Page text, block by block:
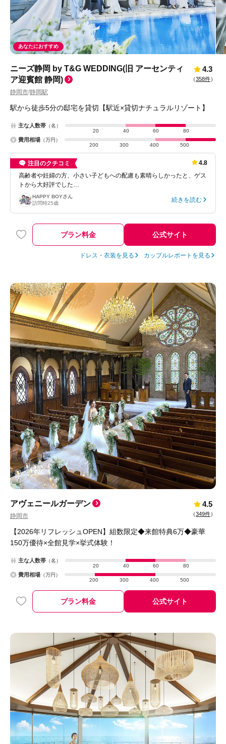
あなたにおすすめ
ニーズ静岡 by T&G WEDDING(旧 アーセンティ
ア迎賓館 静岡)
静岡市/静岡駅
4.3
（358件）
駅から徒歩5分の邸宅を貸切【駅近×貸切ナチュラルリゾート】
主な人数帯 （名）
20
40 60 80
費用相場 （万円）
200
300 400 500
注目のクチコミ
4.8
高齢者や妊婦の方、小さい子どもへの配慮も素晴らしかったと、ゲス
トから大好評でした…
HAPPY BOYさん
訪問時25歳 続きを読む
プラン料金 公式サイト
ドレス・衣装を見る カップルレポートを見る
アヴェニールガーデン
静岡市
4.5
（349件）
【2026年リフレッシュOPEN】組数限定◆来館特典6万◆豪華
150万優待×全館見学×挙式体験！
主な人数帯 （名）
20
40 60 80
費用相場 （万円）
200
300 400 500
プラン料金 公式サイト